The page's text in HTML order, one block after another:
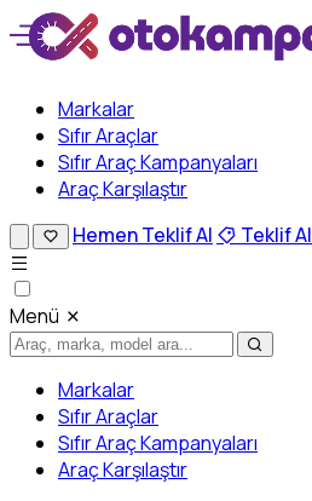
Markalar
Sıfır Araçlar
Sıfır Araç Kampanyaları
Araç Karşılaştır
Hemen Teklif Al Teklif Al
Menü
Markalar
Sıfır Araçlar
Sıfır Araç Kampanyaları
Araç Karşılaştır